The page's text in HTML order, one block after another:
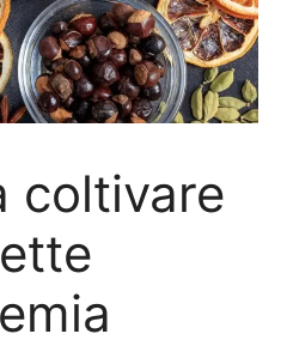
coltivare